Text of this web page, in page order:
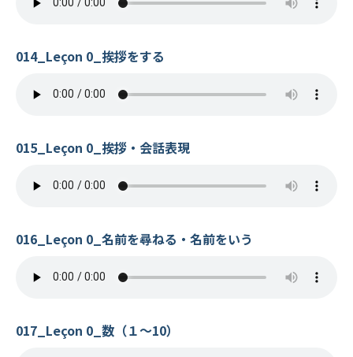
014_Leçon 0_挨拶をする
015_Leçon 0_挨拶・会話表現
016_Leçon 0_名前を尋ねる・名前をいう
017_Leçon 0_数（１〜10）